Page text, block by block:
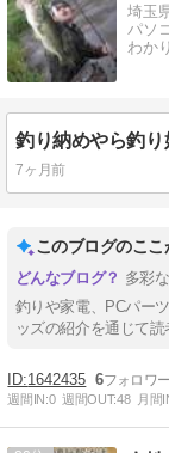
埼玉
パソ
わか
釣り納めやら釣り
7ヶ月前
このブログのここ
多彩
釣りや家電、PCパー
ッズの紹介を通じて
1642435 6
週間IN:0 週間OUT:48 月間